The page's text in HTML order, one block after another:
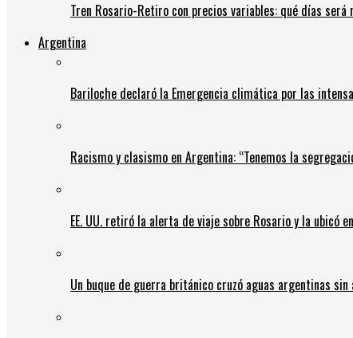
Tren Rosario-Retiro con precios variables: qué días será
Argentina
Bariloche declaró la Emergencia climática por las
Racismo y clasismo en Argentina: “Tenemos la
EE. UU. retiró la alerta de viaje sobre Rosario y la ubicó
Un buque de guerra británico cruzó aguas argentinas